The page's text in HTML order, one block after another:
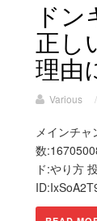
ド
正し
理由
Various /
メインチ
数
ド:やり方